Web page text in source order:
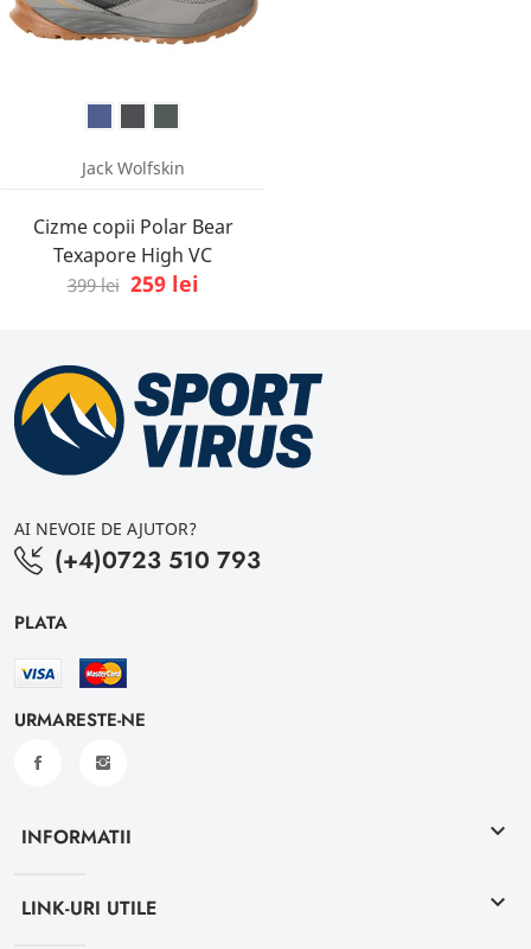
Jack Wolfskin
Cizme copii Polar Bear
Texapore High VC
399 lei 259 lei
AI NEVOIE DE AJUTOR?
(+4)0723 510 793
PLATA
URMARESTE-NE
INFORMATII keyboard_arrow_down
LINK-URI UTILE keyboard_arrow_down